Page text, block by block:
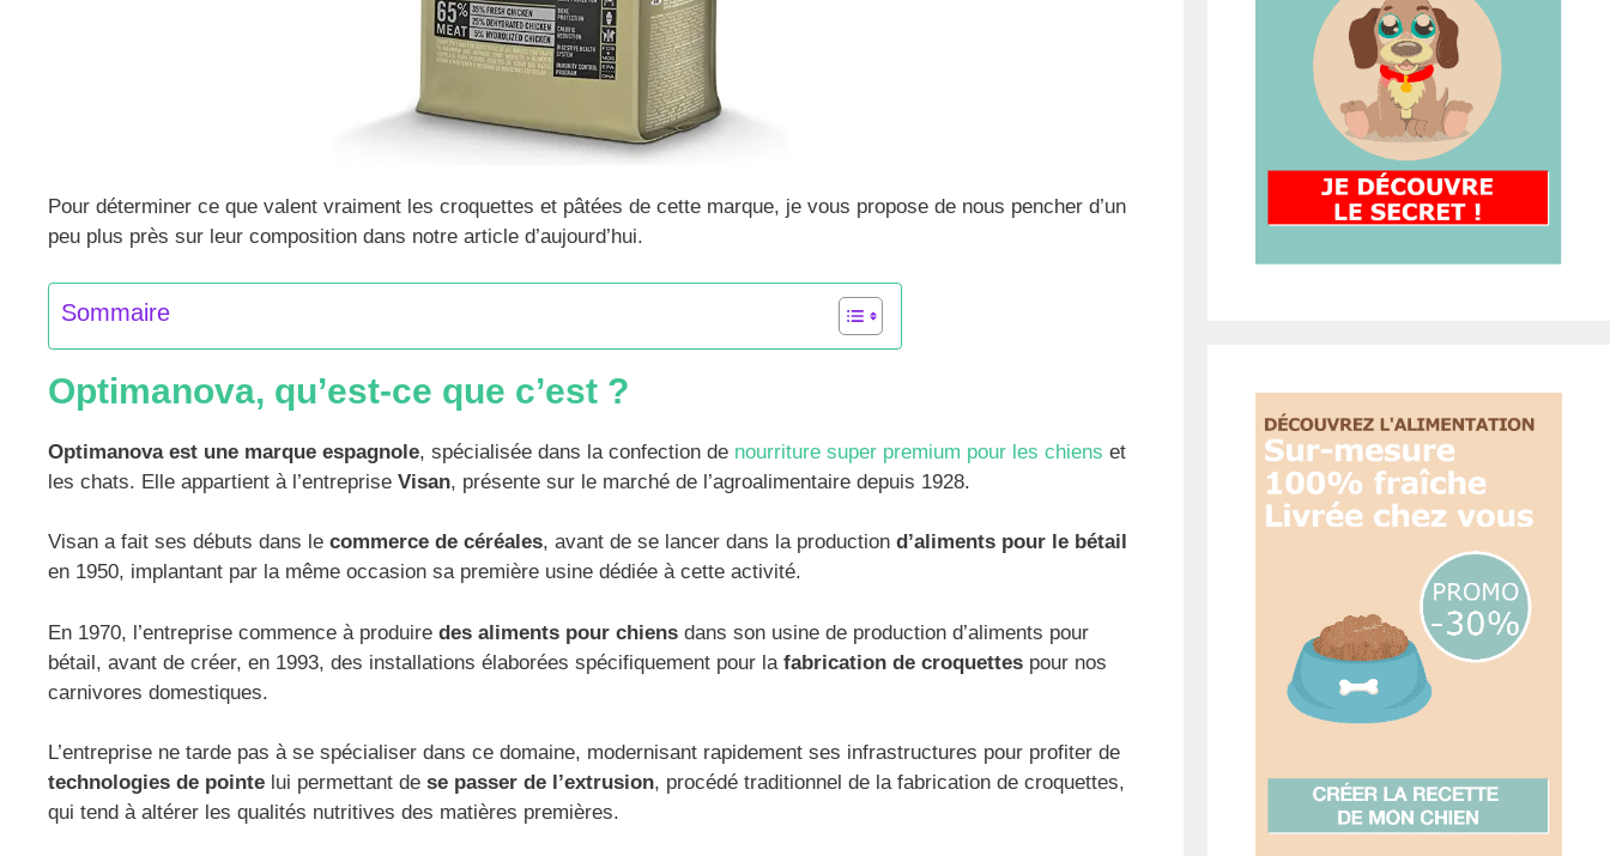
Pour déterminer ce que valent vraiment les croquettes et pâtées de cette marque, je vous propose de nous pencher d’un
peu plus près sur leur composition dans notre article d’aujourd’hui.
Sommaire
Optimanova, qu’est-ce que c’est ?
Optimanova est une marque espagnole, spécialisée dans la confection de nourriture super premium pour les chiens et
les chats. Elle appartient à l’entreprise Visan, présente sur le marché de l’agroalimentaire depuis 1928.
Visan a fait ses débuts dans le commerce de céréales, avant de se lancer dans la production d’aliments pour le bétail
en 1950, implantant par la même occasion sa première usine dédiée à cette activité.
En 1970, l’entreprise commence à produire des aliments pour chiens dans son usine de production d’aliments pour
bétail, avant de créer, en 1993, des installations élaborées spécifiquement pour la fabrication de croquettes pour nos
carnivores domestiques.
L’entreprise ne tarde pas à se spécialiser dans ce domaine, modernisant rapidement ses infrastructures pour profiter de
technologies de pointe lui permettant de se passer de l’extrusion, procédé traditionnel de la fabrication de croquettes,
qui tend à altérer les qualités nutritives des matières premières.